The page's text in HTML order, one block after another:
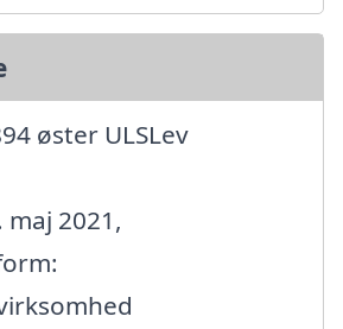
øster ULSLev
2021,